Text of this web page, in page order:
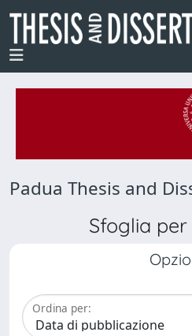
Padua Thesis and
Sfoglia
Ordina per: